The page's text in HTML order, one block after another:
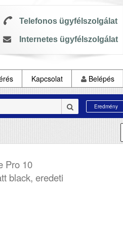
Telefonos ügyfélszolgálat
Internetes ügyfélszolgálat
Kapcsolat Belépés
Eredmény
Pro 10
black, eredeti